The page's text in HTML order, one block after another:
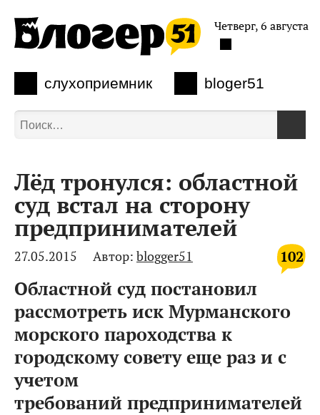
слухоприемник bloger51
Четверг, 6 августа
Лёд тронулся: областной
суд встал на сторону
предпринимателей
102
27.05.2015 Автор: blogger51
Областной суд постановил
рассмотреть иск Мурманского
морского пароходства к
городскому совету еще раз и с
учетом
требований предпринимателей